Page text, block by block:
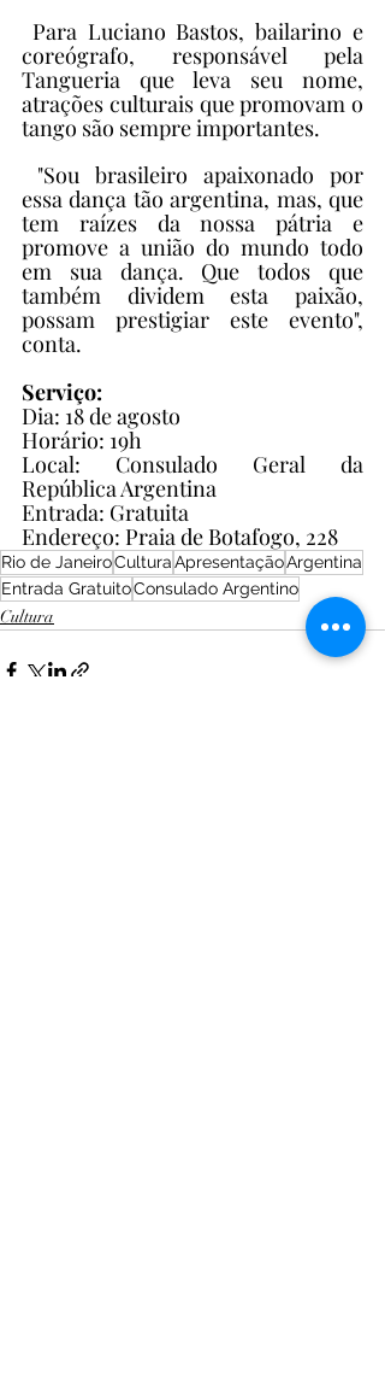
coreógrafo, responsável pela
Tangueria que leva seu nome,
atrações culturais que promovam o
tango são sempre importantes.
essa dança tão argentina, mas, que
tem raízes da nossa pátria e
promove a união do mundo todo
em sua dança. Que todos que
também dividem esta paixão,
possam prestigiar este evento",
conta.
Serviço:
Dia: 18 de agosto
Horário: 19h
Local: Consulado Geral da
República Argentina
Entrada: Gratuita
Endereço: Praia de Botafogo, 228
Rio de JaneiroCulturaApresentaçãoArgentina
Entrada GratuitoConsulado Argentino
Cultura